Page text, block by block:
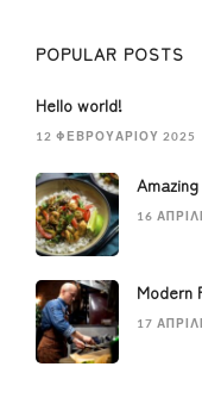
POPULAR POSTS
Hello world!
12 ΦΕΒΡΟΥΑΡΊΟΥ 2025
16
Modern
17